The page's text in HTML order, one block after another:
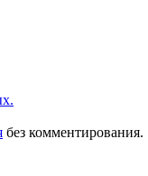
без комментирования.